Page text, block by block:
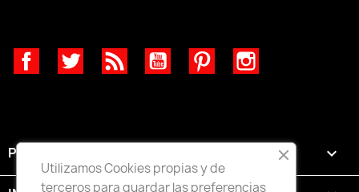
FacebookTwitter Rss YouTube Pinterest
PRODUCTOS 
Utilizamos Cookies propias y de
terceros para guardar las preferencias